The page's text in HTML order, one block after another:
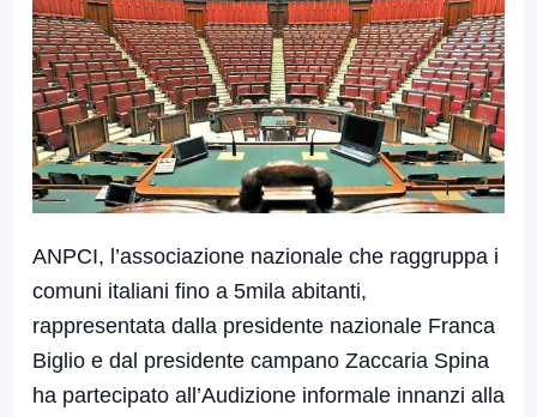
ANPCI, l’associazione nazionale che raggruppa i
comuni italiani fino a 5mila abitanti,
rappresentata dalla presidente nazionale Franca
Biglio e dal presidente campano Zaccaria Spina
ha partecipato all’Audizione informale innanzi alla